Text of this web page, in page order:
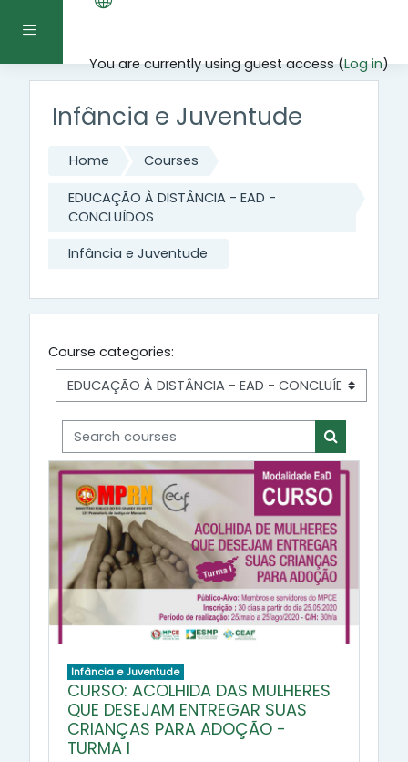
Side panel
You are currently using guest access (Log in)
Skip to main content
Infância e Juventude
Home Courses
EDUCAÇÃO À DISTÂNCIA - EAD -
CONCLUÍDOS
Infância e Juventude
Course categories:
Search courses
Search
Infância e Juventude
CURSO: ACOLHIDA DAS MULHERES
QUE DESEJAM ENTREGAR SUAS
CRIANÇAS PARA ADOÇÃO -
TURMA I